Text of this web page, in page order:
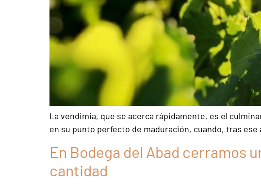
La vendimia, que se acerca rápidamente, es el
en su punto perfecto de maduración, cuando, tras
En Bodega del Abad cerramos
cantidad